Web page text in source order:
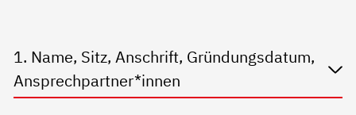
1. Name, Sitz, Anschrift, Gründungsdatum,
Ansprechpartner*innen